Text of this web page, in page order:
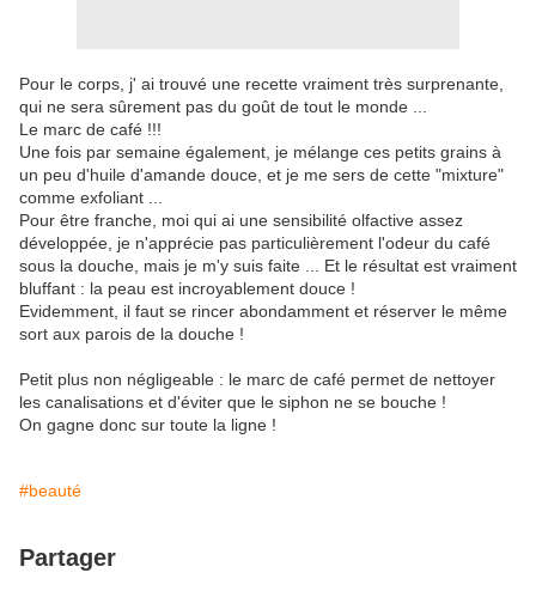
Pour le corps, j' ai trouvé une recette vraiment très surprenante,
qui ne sera sûrement pas du goût de tout le monde ...
Le marc de café !!!
Une fois par semaine également, je mélange ces petits grains à
un peu d'huile d'amande douce, et je me sers de cette "mixture"
comme exfoliant ...
Pour être franche, moi qui ai une sensibilité olfactive assez
développée, je n'apprécie pas particulièrement l'odeur du café
sous la douche, mais je m'y suis faite ... Et le résultat est vraiment
bluffant : la peau est incroyablement douce !
Evidemment, il faut se rincer abondamment et réserver le même
sort aux parois de la douche !
Petit plus non négligeable : le marc de café permet de nettoyer
les canalisations et d'éviter que le siphon ne se bouche !
On gagne donc sur toute la ligne !
#beauté
Partager